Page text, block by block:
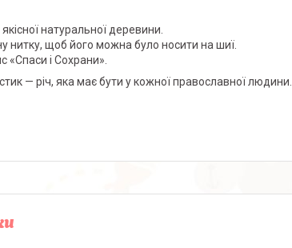
натуральної деревини.
нитку, щоб його можна було носити на шиї.
«Спаси і Сохрани».
— річ, яка має бути у кожної православної